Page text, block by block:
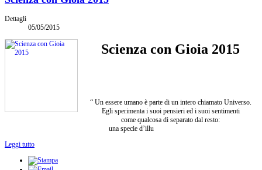
Dettagli
05/05/2015
Scienza con Gioia 2015
“ Un essere umano è parte di un intero chiamato Universo.
Egli sperimenta i suoi pensieri ed i suoi sentimenti
come qualcosa di separato dal resto:
una specie d’illu
Leggi tutto